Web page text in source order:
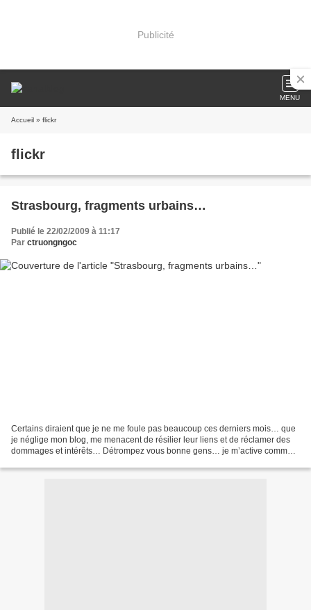
Publicité
MENU
Accueil » flickr
flickr
Strasbourg, fragments urbains…
Publié le 22/02/2009 à 11:17
Par ctruongngoc
Certains diraient que je ne me foule pas beaucoup ces derniers mois… que
je néglige mon blog, me menacent de résilier leur liens et de réclamer des
dommages et intérêts… Détrompez vous bonne gens… je m’active comme